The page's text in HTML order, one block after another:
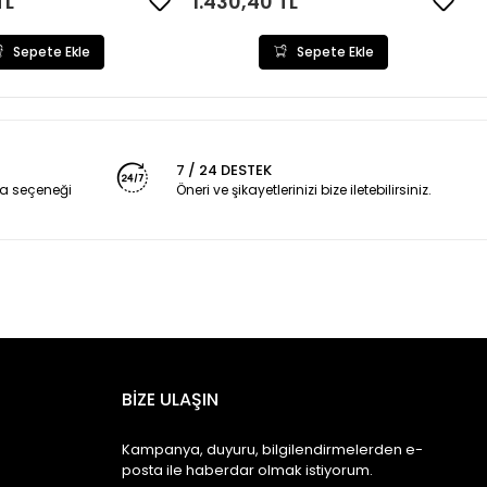
Sepete Ekle Sepete Ekle
seçeneği
7 / 24 DESTEK
Öneri ve şikayetlerinizi bize iletebilirsiniz.
BİZE ULAŞIN
Kampanya, duyuru, bilgilendirmelerden e-
posta ile haberdar olmak istiyorum.